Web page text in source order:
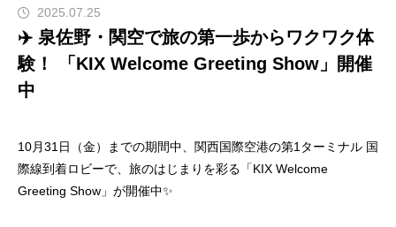
✈️ 泉佐野・関空で旅の第一歩からワクワク体
験！ 「KIX Welcome Greeting Show」開催
中
2025.07.25
10月31日（金）までの期間中、関西国際空港の第1ターミナル 国
際線到着ロビーで、旅のはじまりを彩る「KIX Welcome
Greeting Show」が開催中✨